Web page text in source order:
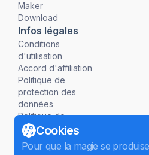
Maker
Download
Infos légales
Conditions
d'utilisation
Accord d'affiliation
Politique de
protection des
données
Politique de
remboursement
Cookies
Pour que la magie se